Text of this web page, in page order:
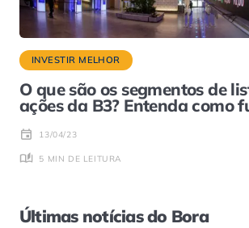
INVESTIR MELHOR
O que são os segmentos de
ações da B3? Entenda como
13/04/23
5 MIN DE LEITURA
Últimas notícias do Bora